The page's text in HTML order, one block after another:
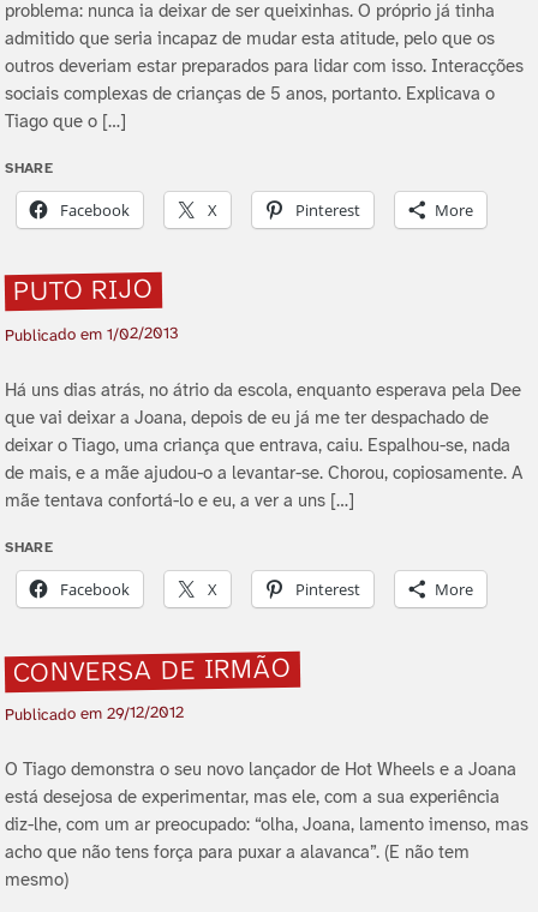
problema: nunca ia deixar de ser queixinhas. O próprio já tinha
admitido que seria incapaz de mudar esta atitude, pelo que os
outros deveriam estar preparados para lidar com isso. Interacções
sociais complexas de crianças de 5 anos, portanto. Explicava o
Tiago que o […]
SHARE
Facebook X Pinterest More
PUTO RIJO
Publicado em1/02/2013
Há uns dias atrás, no átrio da escola, enquanto esperava pela Dee
que vai deixar a Joana, depois de eu já me ter despachado de
deixar o Tiago, uma criança que entrava, caiu. Espalhou-se, nada
de mais, e a mãe ajudou-o a levantar-se. Chorou, copiosamente. A
mãe tentava confortá-lo e eu, a ver a uns […]
SHARE
Facebook X Pinterest More
CONVERSA DE IRMÃO
Publicado em29/12/2012
O Tiago demonstra o seu novo lançador de Hot Wheels e a Joana
está desejosa de experimentar, mas ele, com a sua experiência
diz-lhe, com um ar preocupado: “olha, Joana, lamento imenso, mas
acho que não tens força para puxar a alavanca”. (E não tem
mesmo)